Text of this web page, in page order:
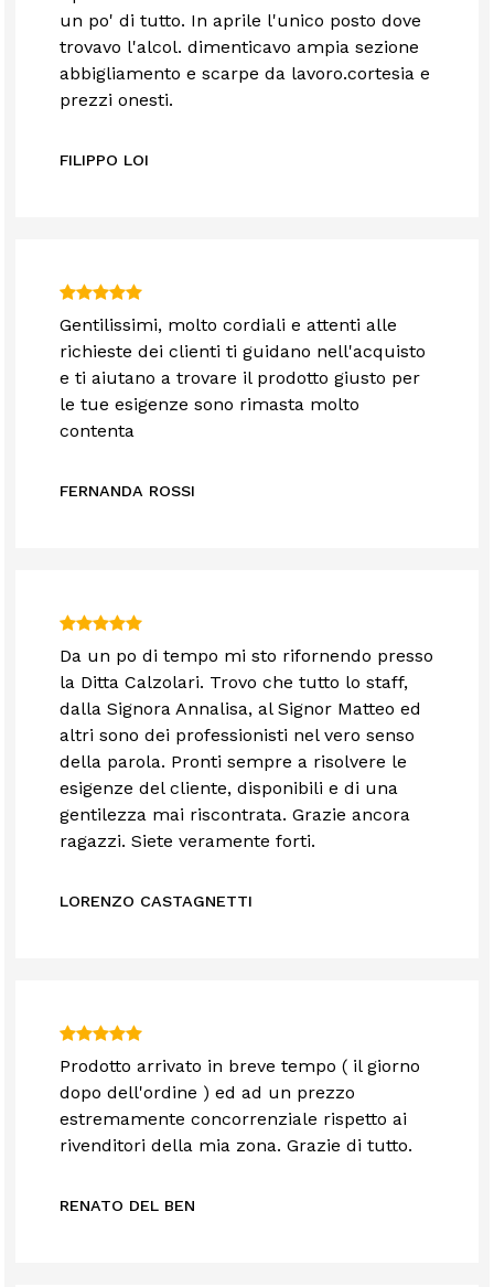
un po' di tutto. In aprile l'unico posto dove
trovavo l'alcol. dimenticavo ampia sezione
abbigliamento e scarpe da lavoro.cortesia e
prezzi onesti.
FILIPPO LOI
Gentilissimi, molto cordiali e attenti alle
richieste dei clienti ti guidano nell'acquisto
e ti aiutano a trovare il prodotto giusto per
le tue esigenze sono rimasta molto
contenta
FERNANDA ROSSI
Da un po di tempo mi sto rifornendo presso
la Ditta Calzolari. Trovo che tutto lo staff,
dalla Signora Annalisa, al Signor Matteo ed
altri sono dei professionisti nel vero senso
della parola. Pronti sempre a risolvere le
esigenze del cliente, disponibili e di una
gentilezza mai riscontrata. Grazie ancora
ragazzi. Siete veramente forti.
LORENZO CASTAGNETTI
Prodotto arrivato in breve tempo ( il giorno
dopo dell'ordine ) ed ad un prezzo
estremamente concorrenziale rispetto ai
rivenditori della mia zona. Grazie di tutto.
RENATO DEL BEN